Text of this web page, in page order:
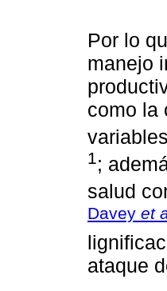
Por lo
manejo
como la
1;
salud
Davey et
ataque